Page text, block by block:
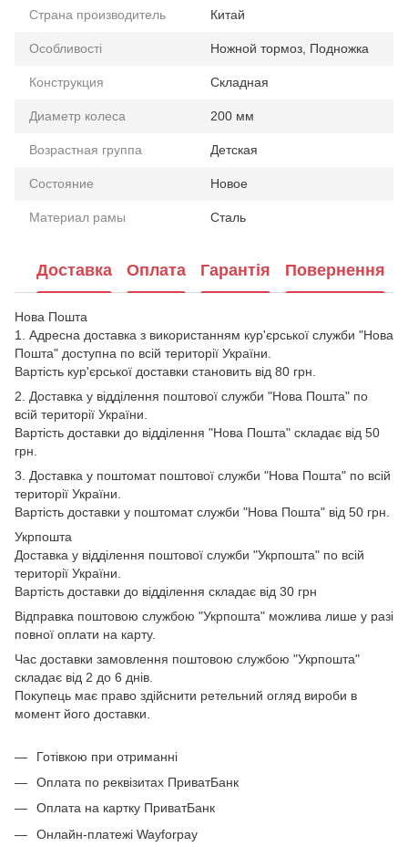
Страна производитель Китай
Особливості Ножной тормоз, Подножка
Конструкция Складная
Диаметр колеса 200 мм
Возрастная группа Детская
Состояние Новое
Материал рамы Сталь
Доставка Оплата Гарантія Повернення
Нова Пошта
1. Адресна доставка з використанням кур'єрської служби "Нова
Пошта" доступна по всій території України.
Вартість кур'єрської доставки становить від 80 грн.
2. Доставка у відділення поштової служби "Нова Пошта" по
всій території України.
Вартість доставки до відділення "Нова Пошта" складає від 50
грн.
3. Доставка у поштомат поштової служби "Нова Пошта" по всій
території України.
Вартість доставки у поштомат служби "Нова Пошта" від 50 грн.
Укрпошта
Доставка у відділення поштової служби "Укрпошта" по всій
території України.
Вартість доставки до відділення складає від 30 грн
Відправка поштовою службою "Укрпошта" можлива лише у разі
повної оплати на карту.
Час доставки замовлення поштовою службою "Укрпошта"
складає від 2 до 6 днів.
Покупець має право здійснити ретельний огляд вироби в
момент його доставки.
Готівкою при отриманні
Оплата по реквізитах ПриватБанк
Оплата на картку ПриватБанк
Онлайн-платежі Wayforpay